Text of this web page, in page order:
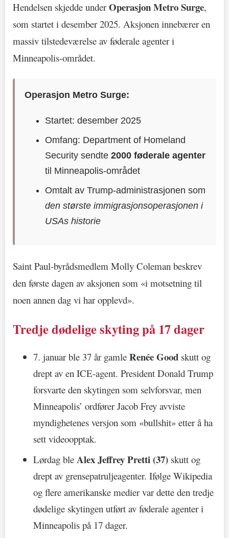
Hendelsen skjedde underOperasjon Metro Surge,
som startet i desember 2025. Aksjonen innebærer en
massiv tilstedeværelse av føderale agenter i
Minneapolis-området.
Operasjon Metro Surge:
Startet: desember 2025
Omfang: Department of Homeland
Security sendte2000 føderale agenter
til Minneapolis-området
Omtalt av Trump-administrasjonen som
den største immigrasjonsoperasjonen i
USAs historie
Saint Paul-byrådsmedlem Molly Coleman beskrev
den første dagen av aksjonen som «i motsetning til
noen annen dag vi har opplevd».
Tredje dødelige skyting på 17 dager
7. januar ble 37 år gamle Renée Good skutt og
drept av en ICE-agent. President Donald Trump
forsvarte den skytingen som selvforsvar, men
Minneapolis’ ordfører Jacob Frey avviste
myndighetenes versjon som «bullshit» etter å ha
sett videoopptak.
Lørdag ble Alex Jeffrey Pretti (37) skutt og
drept av grensepatruljeagenter. Ifølge Wikipedia
og flere amerikanske medier var dette den tredje
dødelige skytingen utført av føderale agenter i
Minneapolis på 17 dager.